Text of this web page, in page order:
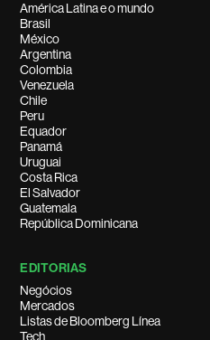
América Latina e o mundo
Brasil
México
Argentina
Colombia
Venezuela
Chile
Peru
Equador
Panamá
Uruguai
Costa Rica
El Salvador
Guatemala
República Dominicana
EDITORIAS
Negócios
Mercados
Listas de Bloomberg Línea
Tech